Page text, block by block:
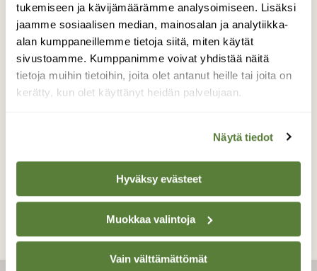
tukemiseen ja kävijämäärämme analysoimiseen. Lisäksi
jaamme sosiaalisen median, mainosalan ja analytiikka-
alan kumppaneillemme tietoja siitä, miten käytät
sivustoamme. Kumppanimme voivat yhdistää näitä
tietoja muihin tietoihin, joita olet antanut heille tai joita on
kerätty, kun olet käyttänyt heidän palvelujaan.
Näytä tiedot
Hyväksy evästeet
Muokkaa valintoja
Vain välttämättömät
Kastetta seitissä
Syksyn merkki on kaste maassa.
Valokuvaaja: Jaana Saarelainen, Marjala, Joensuu
30.8.2024
TAKAISIN LISTAAN